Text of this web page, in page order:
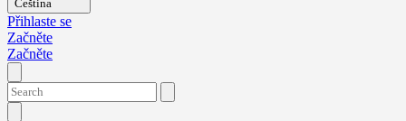
Čeština
Přihlaste se
Začněte
Začněte